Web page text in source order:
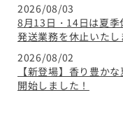
2026/08/03
8月13日・14日は夏季
発送業務を休止いたし
2026/08/02
【新登場】香り豊か
開始しました！